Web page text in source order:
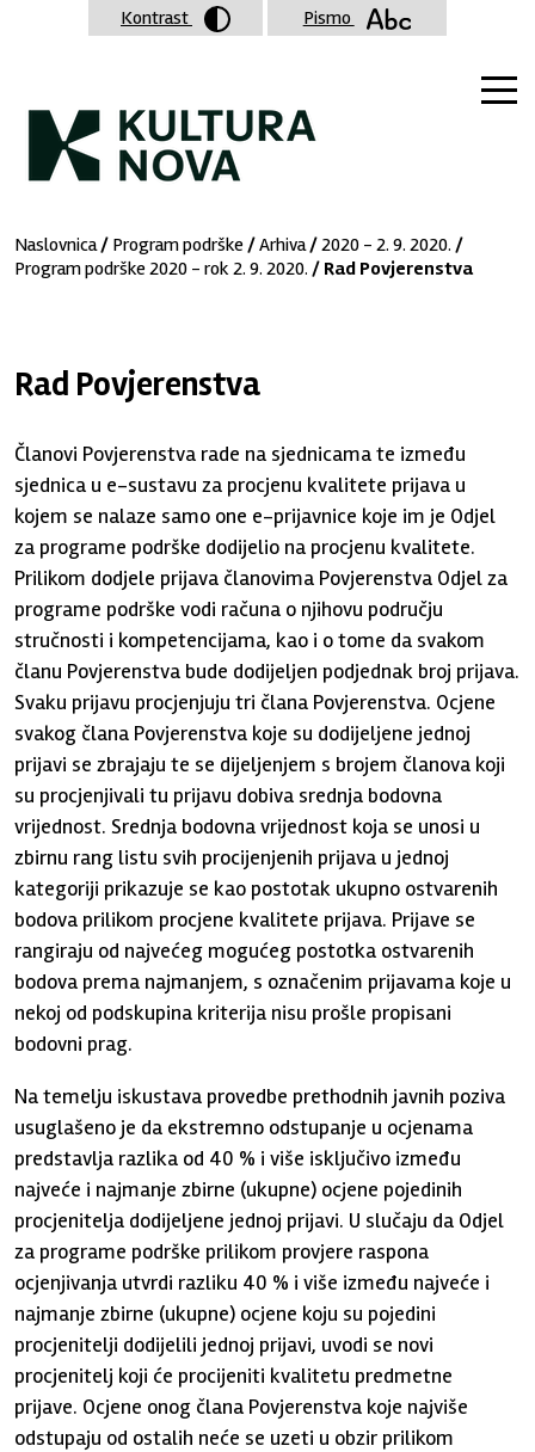
Naslovnica/ Program podrške /Arhiva/2020 - 2. 9. 2020. /
Program podrške 2020 - rok 2. 9. 2020. / Rad Povjerenstva
Rad Povjerenstva
Članovi Povjerenstva rade na sjednicama te između
sjednica u e-sustavu za procjenu kvalitete prijava u
kojem se nalaze samo one e-prijavnice koje im je Odjel
za programe podrške dodijelio na procjenu kvalitete.
Prilikom dodjele prijava članovima Povjerenstva Odjel za
programe podrške vodi računa o njihovu području
stručnosti i kompetencijama, kao i o tome da svakom
članu Povjerenstva bude dodijeljen podjednak broj prijava.
Svaku prijavu procjenjuju tri člana Povjerenstva. Ocjene
svakog člana Povjerenstva koje su dodijeljene jednoj
prijavi se zbrajaju te se dijeljenjem s brojem članova koji
su procjenjivali tu prijavu dobiva srednja bodovna
vrijednost. Srednja bodovna vrijednost koja se unosi u
zbirnu rang listu svih procijenjenih prijava u jednoj
kategoriji prikazuje se kao postotak ukupno ostvarenih
bodova prilikom procjene kvalitete prijava. Prijave se
rangiraju od najvećeg mogućeg postotka ostvarenih
bodova prema najmanjem, s označenim prijavama koje u
nekoj od podskupina kriterija nisu prošle propisani
bodovni prag.
Na temelju iskustava provedbe prethodnih javnih poziva
usuglašeno je da ekstremno odstupanje u ocjenama
predstavlja razlika od 40 % i više isključivo između
najveće i najmanje zbirne (ukupne) ocjene pojedinih
procjenitelja dodijeljene jednoj prijavi. U slučaju da Odjel
za programe podrške prilikom provjere raspona
ocjenjivanja utvrdi razliku 40 % i više između najveće i
najmanje zbirne (ukupne) ocjene koju su pojedini
procjenitelji dodijelili jednoj prijavi, uvodi se novi
procjenitelj koji će procijeniti kvalitetu predmetne
prijave. Ocjene onog člana Povjerenstva koje najviše
odstupaju od ostalih neće se uzeti u obzir prilikom
Kontrast Pismo